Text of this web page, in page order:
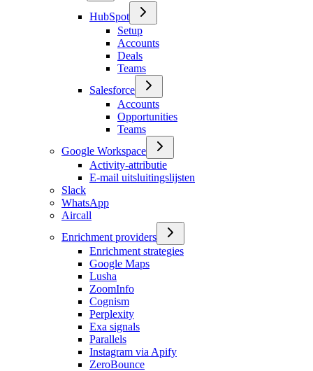
HubSpot
Setup
Accounts
Deals
Teams
Salesforce
Accounts
Opportunities
Teams
Google Workspace
Activity-attributie
E-mail uitsluitingslijsten
Slack
WhatsApp
Aircall
Enrichment providers
Enrichment strategies
Google Maps
Lusha
ZoomInfo
Cognism
Perplexity
Exa signals
Parallels
Instagram via Apify
ZeroBounce